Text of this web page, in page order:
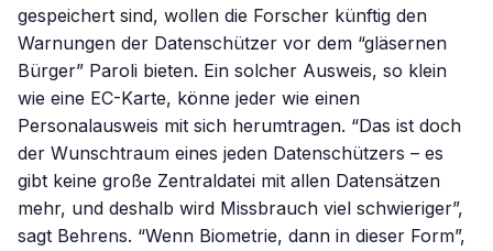
gespeichert sind, wollen die Forscher künftig den
Warnungen der Datenschützer vor dem “gläsernen
Bürger” Paroli bieten. Ein solcher Ausweis, so klein
wie eine EC-Karte, könne jeder wie einen
Personalausweis mit sich herumtragen. “Das ist doch
der Wunschtraum eines jeden Datenschützers – es
gibt keine große Zentraldatei mit allen Datensätzen
mehr, und deshalb wird Missbrauch viel schwieriger”,
sagt Behrens. “Wenn Biometrie, dann in dieser Form”,